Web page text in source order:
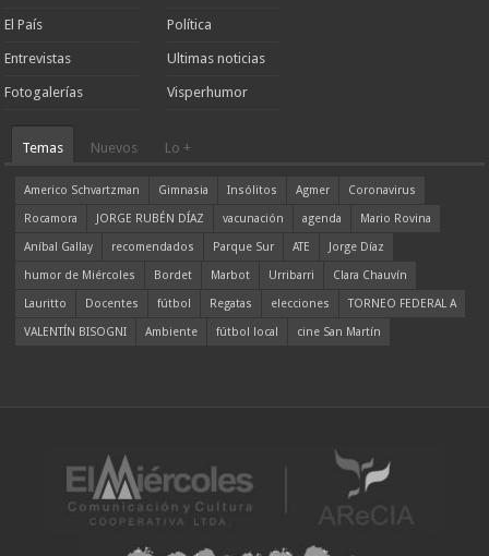
El País
Entrevistas
Fotogalerías
Política
Ultimas noticias
Visperhumor
Temas Nuevos Lo +
Americo Schvartzman Gimnasia Insólitos Agmer
Coronavirus
Rocamora
JORGE RUBÉN DÍAZ vacunación agenda
Mario Rovina
Aníbal Gallay
recomendados Parque Sur ATE
Jorge Díaz
humor de Miércoles
Bordet Marbot Urribarri
Clara Chauvín
Lauritto
Docentes fútbol Regatas elecciones
TORNEO FEDERAL A
VALENTÍN BISOGNI
Ambiente fútbol local cine San Martín